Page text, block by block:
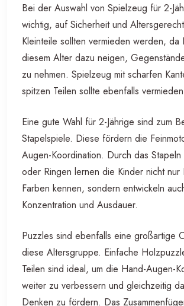
Bei der Auswahl von Spielzeug für 2-
wichtig, auf Sicherheit und
Kleinteile sollten vermieden werden, da
diesem Alter dazu neigen,
zu nehmen. Spielzeug mit scharfen
spitzen Teilen sollte ebenfalls
Eine gute Wahl für 2-Jährige sind zum
Stapelspiele. Diese fördern die
Augen-Koordination. Durch das
oder Ringen lernen die Kinder nicht nur
Farben kennen, sondern entwickeln
Konzentration und Ausdauer.
Puzzles sind ebenfalls eine großartige
diese Altersgruppe. Einfache
Teilen sind ideal, um die Hand-Augen-
weiter zu verbessern und gleichzeitig
Denken zu fördern. Das